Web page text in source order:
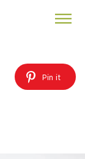
Pin it